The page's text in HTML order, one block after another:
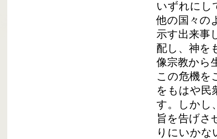
いずれにし
他の国々の
示す出来事
配し、神を
像宗教から
この危機を
をもはや民
す。しかし
旨を告げさ
りにいかな